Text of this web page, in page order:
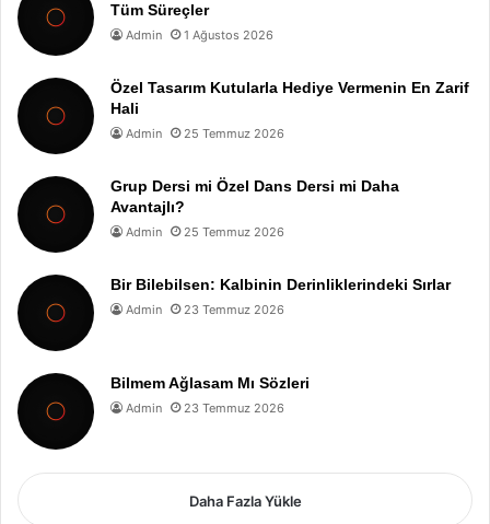
Tüm Süreçler
Admin 1 Ağustos 2026
Özel Tasarım Kutularla Hediye Vermenin En Zarif
Hali
Admin 25 Temmuz 2026
Grup Dersi mi Özel Dans Dersi mi Daha
Avantajlı?
Admin 25 Temmuz 2026
Bir Bilebilsen: Kalbinin Derinliklerindeki Sırlar
Admin 23 Temmuz 2026
Bilmem Ağlasam Mı Sözleri
Admin 23 Temmuz 2026
Daha Fazla Yükle